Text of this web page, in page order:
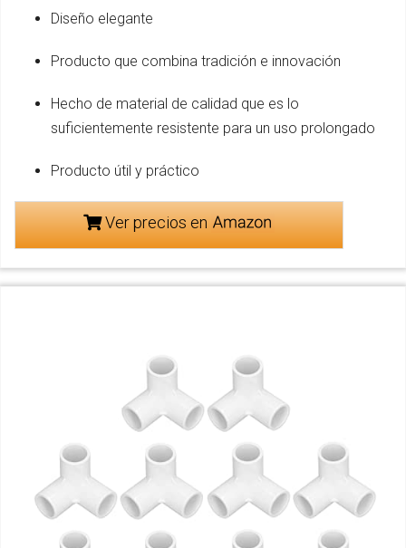
Diseño elegante
Producto que combina tradición e innovación
Hecho de material de calidad que es lo
suficientemente resistente para un uso prolongado
Producto útil y práctico
Ver precios en